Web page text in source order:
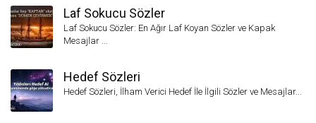
Laf Sokucu Sözler
Laf Sokucu Sözler: En Ağır Laf Koyan Sözler ve Kapak
Mesajlar ...
Hedef Sözleri
Hedef Sözleri, İlham Verici Hedef İle İlgili Sözler ve Mesajlar...